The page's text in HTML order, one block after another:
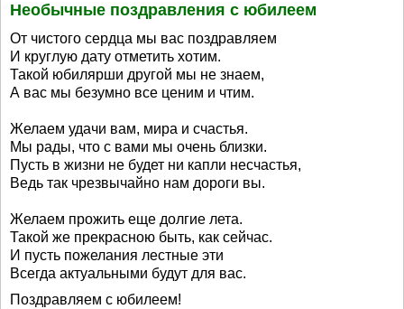
Необычные поздравления с юбилеем
От чистого сердца мы вас поздравляем
И круглую дату отметить хотим.
Такой юбилярши другой мы не знаем,
А вас мы безумно все ценим и чтим.
Желаем удачи вам, мира и счастья.
Мы рады, что с вами мы очень близки.
Пусть в жизни не будет ни капли несчастья,
Ведь так чрезвычайно нам дороги вы.
Желаем прожить еще долгие лета.
Такой же прекрасною быть, как сейчас.
И пусть пожелания лестные эти
Всегда актуальными будут для вас.
Поздравляем с юбилеем!